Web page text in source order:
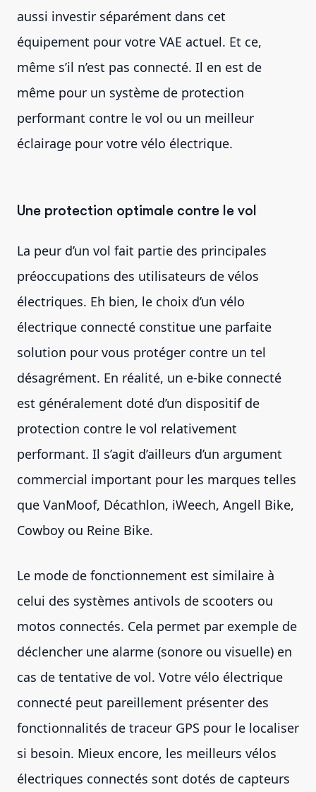
aussi investir séparément dans cet
équipement pour votre VAE actuel. Et ce,
même s’il n’est pas connecté. Il en est de
même pour un système de protection
performant contre le vol ou un meilleur
éclairage pour votre vélo électrique.
Une protection optimale contre le vol
La peur d’un vol fait partie des principales
préoccupations des utilisateurs de vélos
électriques. Eh bien, le choix d’un vélo
électrique connecté constitue une parfaite
solution pour vous protéger contre un tel
désagrément. En réalité, un e-bike connecté
est généralement doté d’un dispositif de
protection contre le vol relativement
performant. Il s’agit d’ailleurs d’un argument
commercial important pour les marques telles
que VanMoof, Décathlon, iWeech, Angell Bike,
Cowboy ou Reine Bike.
Le mode de fonctionnement est similaire à
celui des systèmes antivols de scooters ou
motos connectés. Cela permet par exemple de
déclencher une alarme (sonore ou visuelle) en
cas de tentative de vol. Votre vélo électrique
connecté peut pareillement présenter des
fonctionnalités de traceur GPS pour le localiser
si besoin. Mieux encore, les meilleurs vélos
électriques connectés sont dotés de capteurs